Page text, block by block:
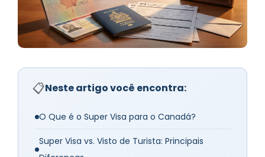
📋Neste artigo você encontra:
O Que é o Super Visa para o Canadá?
Super Visa vs. Visto de Turista: Principais